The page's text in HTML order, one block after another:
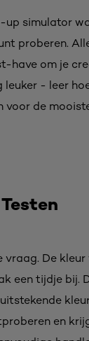
simulator
proberen.
have om je
leuker - leer
voor de
De
een tijdje bij.
en